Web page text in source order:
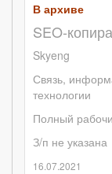
В архиве
SEO-
Skyeng
Связь,
технологии
Полный
З/п не указана
16.07.2021